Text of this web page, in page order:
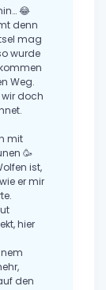
😂
denn
mag
wurde
Weg.
wir doch
mit
🥳
ist,
er mir
hier
den